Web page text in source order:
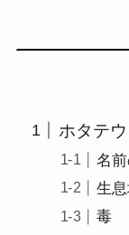
ホタテ
名
生
毒